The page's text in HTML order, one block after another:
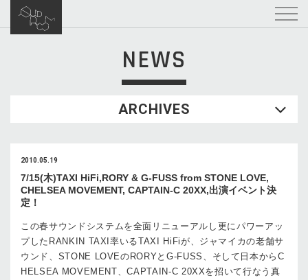
NEWS
ARCHIVES
2010.05.19
7/15(木)TAXI HiFi,RORY & G-FUSS from STONE LOVE,
CHELSEA MOVEMENT, CAPTAIN-C 20XX,出演イベント決
定！
この春サウンドシステムを全面リニューアルし更にパワーアッ
プしたRANKIN TAXI率いるTAXI HiFiが、ジャマイカの老舗サ
ウンド、STONE LOVEのRORYとG-FUSS、そして日本からC
HELSEA MOVEMENT、CAPTAIN-C 20XXを招いて行なう真